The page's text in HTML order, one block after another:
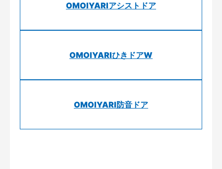
OMOIYARIアシストドア
OMOIYARIひきドアW
OMOIYARI防音ドア